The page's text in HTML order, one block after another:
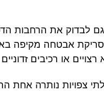
לבדוק את הרחבות
סריקת אבטחה מקיפה
או רכיבים
צפויות נותרה אחת